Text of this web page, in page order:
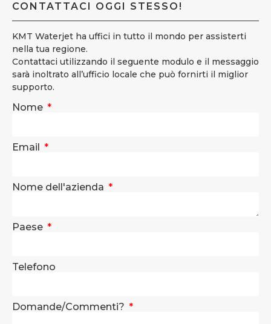
CONTATTACI OGGI STESSO!
KMT Waterjet ha uffici in tutto il mondo per assisterti
nella tua regione.
Contattaci utilizzando il seguente modulo e il messaggio
sarà inoltrato all’ufficio locale che può fornirti il miglior
supporto.
Nome
Email
Nome dell'azienda
Paese
Telefono
Domande/Commenti?